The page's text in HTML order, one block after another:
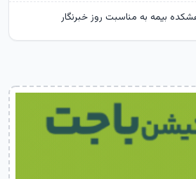
بیمه به مناسبت روز خبرنگار